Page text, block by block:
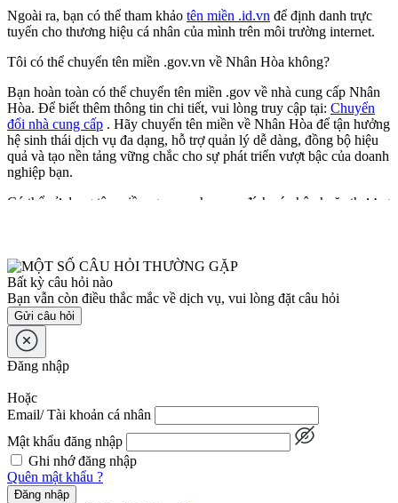
Ngoài ra, bạn có thể tham khảo tên miền .id.vn để định danh trực
tuyến cho thương hiệu cá nhân của mình trên môi trường internet.
Tôi có thể chuyển tên miền .gov.vn về Nhân Hòa không?
Bạn hoàn toàn có thể chuyển tên miền .gov về nhà cung cấp Nhân
Hòa. Để biết thêm thông tin chi tiết, vui lòng truy cập tại: Chuyển
đổi nhà cung cấp . Hãy chuyển tên miền về Nhân Hòa để tận hưởng
hệ sinh thái dịch vụ đa dạng, hỗ trợ quản lý dễ dàng, đồng bộ hiệu
quả và tạo nền tảng vững chắc cho sự phát triển vượt bậc của doanh
nghiệp bạn.
Có thể sử dụng tên miền .gov.vn cho mục đích cá nhân hoặc thương
không được phép sử dụng cho mục đích cá nhân hoặc thương mại.
Làm thế nào để bảo mật tên miền .gov.vn hiệu quả?
Để bảo vệ tên miền trước những nguy cơ bị mất các thông tin quan
trọng như: Mật khẩu, thông tin email, virus tấn công,...
Nhân Hòa mang đến cho bạn dịch vụ khóa tên miền (Domain
chặn tất cả nguy cơ ảnh hưởng đến hoạt động tên miền của bạn.
Bất kỳ câu hỏi nào
Bạn vẫn còn điều thắc mắc về dịch vụ, vui lòng đặt câu hỏi
Gửi câu hỏi
Đăng nhập
Hoặc
Email/ Tài khoản cá nhân
Mật khẩu đăng nhập
Ghi nhớ đăng nhập
Quên mật khẩu ?
Đăng nhập